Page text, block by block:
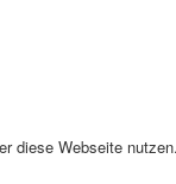
diese Webseite